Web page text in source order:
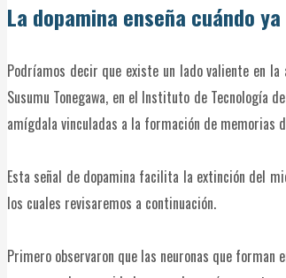
La dopamina enseña cuándo
Podríamos decir que existe un lado valiente en
Susumu Tonegawa, en el Instituto de Tecnología
amígdala vinculadas a la formación de memorias
Esta señal de dopamina facilita la extinción del
los cuales revisaremos a continuación.
Primero observaron que las neuronas que forman